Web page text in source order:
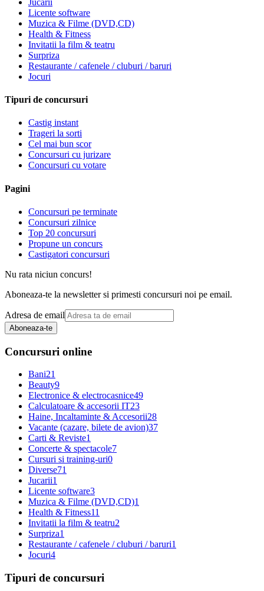
Licente software
Muzica & Filme (DVD,CD)
Health & Fitness
Invitatii la film & teatru
Surpriza
Restaurante / cafenele / cluburi / baruri
Jocuri
Tipuri de concursuri
Castig instant
Trageri la sorti
Cel mai bun scor
Concursuri cu jurizare
Concursuri cu votare
Pagini
Concursuri pe terminate
Concursuri zilnice
Top 20 concursuri
Propune un concurs
Castigatori concursuri
Nu rata niciun concurs!
Aboneaza-te la newsletter si primesti concursuri noi pe email.
Adresa de email
Aboneaza-te
Concursuri online
Bani21
Beauty9
Electronice & electrocasnice49
Calculatoare & accesorii IT23
Haine, Incaltaminte & Accesorii28
Vacante (cazare, bilete de avion)37
Carti & Reviste1
Concerte & spectacole7
Cursuri si training-uri0
Diverse71
Jucarii1
Licente software3
Muzica & Filme (DVD,CD)1
Health & Fitness11
Invitatii la film & teatru2
Surpriza1
Restaurante / cafenele / cluburi / baruri1
Jocuri4
Tipuri de concursuri